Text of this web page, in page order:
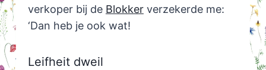
verkoper bij de Blokkerverzekerde me:
‘Dan heb je ook wat!
Leifheit dweil